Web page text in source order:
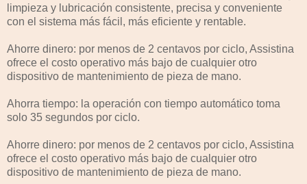
limpieza y lubricación consistente, precisa y conveniente
con el sistema más fácil, más eficiente y rentable.
Ahorre dinero: por menos de 2 centavos por ciclo, Assistina
ofrece el costo operativo más bajo de cualquier otro
dispositivo de mantenimiento de pieza de mano.
Ahorra tiempo: la operación con tiempo automático toma
solo 35 segundos por ciclo.
Ahorre dinero: por menos de 2 centavos por ciclo, Assistina
ofrece el costo operativo más bajo de cualquier otro
dispositivo de mantenimiento de pieza de mano.